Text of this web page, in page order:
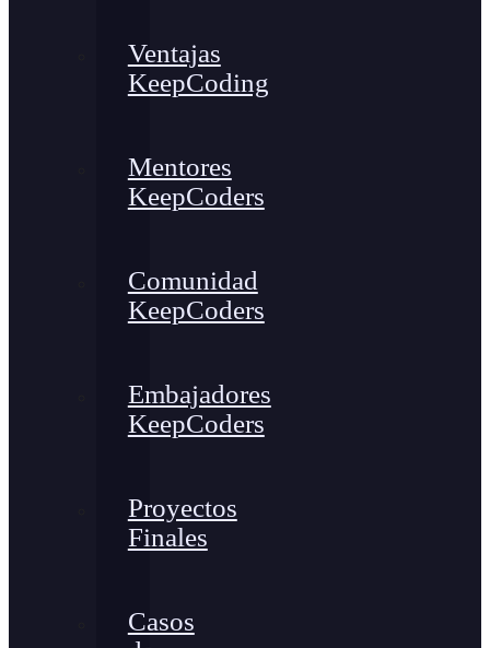
Ventajas
KeepCoding
Mentores
KeepCoders
Comunidad
KeepCoders
Embajadores
KeepCoders
Proyectos
Finales
Casos